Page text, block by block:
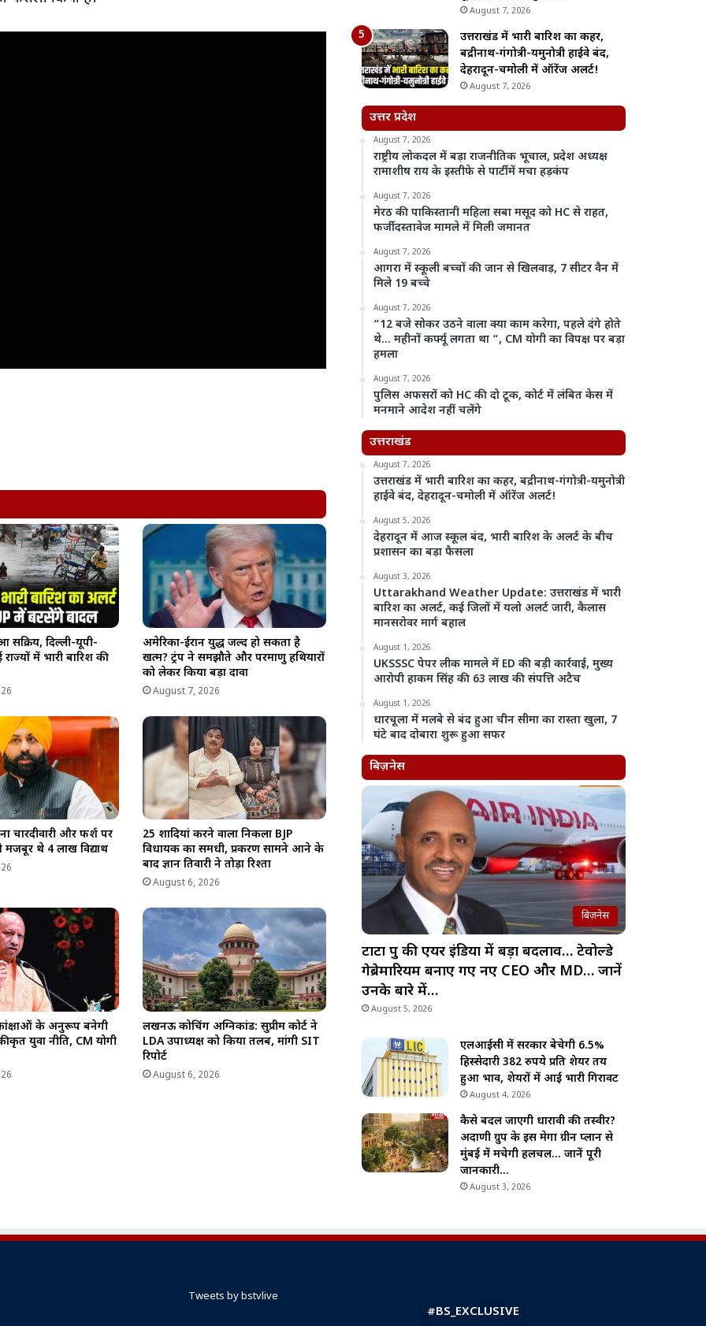
सक्रिय, दिल्ली-यूपी-
में भारी बारिश की
अमेरिका-ईरान युद्ध जल्द हो सकता है
खत्म? ट्रंप ने समझौते और परमाणु हथियारों
को लेकर किया बड़ा दावा
August 7, 2026
चारदीवारी और फर्श पर
थे 4 लाख विद्यार्थी
25 शादियां करने वाला निकला BJP
विधायक का समधी, प्रकरण सामने आने के
बाद ज्ञान तिवारी ने तोड़ा रिश्ता
August 6, 2026
के अनुरूप बनेगी
युवा नीति, CM योगी
लखनऊ कोचिंग अग्निकांड: सुप्रीम कोर्ट ने
LDA उपाध्यक्ष को किया तलब, मांगी SIT
रिपोर्ट
August 6, 2026
August 7, 2026
उत्तराखंड में भारी बारिश का कहर,
बद्रीनाथ-गंगोत्री-यमुनोत्री हाईवे बंद,
देहरादून-चमोली में ऑरेंज अलर्ट!
August 7, 2026
उत्तर प्रदेश
August 7, 2026
राष्ट्रीय लोकदल में बड़ा राजनीतिक भूचाल, प्रदेश अध्यक्ष
रामाशीष राय के इस्तीफे से पार्टी में मचा हड़कंप
August 7, 2026
मेरठ की पाकिस्तानी महिला सबा मसूद को HC से राहत,
फर्जी दस्तावेज मामले में मिली जमानत
August 7, 2026
आगरा में स्कूली बच्चों की जान से खिलवाड़, 7 सीटर वैन में
मिले 19 बच्चे
August 7, 2026
“12 बजे सोकर उठने वाला क्या काम करेगा, पहले दंगे होते
थे… महीनों कर्फ्यू लगता था “, CM योगी का विपक्ष पर बड़ा
हमला
August 7, 2026
पुलिस अफसरों को HC की दो टूक, कोर्ट में लंबित केस में
मनमाने आदेश नहीं चलेंगे
उत्तराखंड
August 7, 2026
उत्तराखंड में भारी बारिश का कहर, बद्रीनाथ-गंगोत्री-यमुनोत्री
हाईवे बंद, देहरादून-चमोली में ऑरेंज अलर्ट!
August 5, 2026
देहरादून में आज स्कूल बंद, भारी बारिश के अलर्ट के बीच
प्रशासन का बड़ा फैसला
August 3, 2026
Uttarakhand Weather Update: उत्तराखंड में भारी
बारिश का अलर्ट, कई जिलों में यलो अलर्ट जारी, कैलास
मानसरोवर मार्ग बहाल
August 1, 2026
UKSSSC पेपर लीक मामले में ED की बड़ी कार्रवाई, मुख्य
आरोपी हाकम सिंह की 63 लाख की संपत्ति अटैच
August 1, 2026
धारचूला में मलबे से बंद हुआ चीन सीमा का रास्ता खुला, 7
घंटे बाद दोबारा शुरू हुआ सफर
बिज़नेस
बिज़नेस
टाटा ग्रुप की एयर इंडिया में बड़ा बदलाव… टेवोल्डे
गेब्रेमारियम बनाए गए नए CEO और MD… जानें
उनके बारे में…
August 5, 2026
एलआईसी में सरकार बेचेगी 6.5%
हिस्सेदारी 382 रुपये प्रति शेयर तय
हुआ भाव, शेयरों में आई भारी गिरावट
August 4, 2026
कैसे बदल जाएगी धारावी की तस्वीर?
अदाणी ग्रुप के इस मेगा ग्रीन प्लान से
मुंबई में मचेगी हलचल… जानें पूरी
जानकारी…
August 3, 2026
Tweets by bstvlive
#BS_EXCLUSIVE